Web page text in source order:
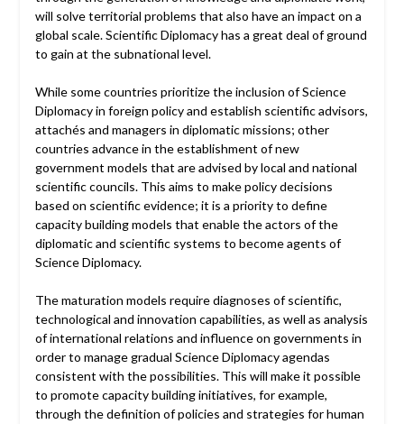
will solve territorial problems that also have an impact on a
global scale. Scientific Diplomacy has a great deal of ground
to gain at the subnational level.
While some countries prioritize the inclusion of Science
Diplomacy in foreign policy and establish scientific advisors,
attachés and managers in diplomatic missions; other
countries advance in the establishment of new
government models that are advised by local and national
scientific councils. This aims to make policy decisions
based on scientific evidence; it is a priority to define
capacity building models that enable the actors of the
diplomatic and scientific systems to become agents of
Science Diplomacy.
The maturation models require diagnoses of scientific,
technological and innovation capabilities, as well as analysis
of international relations and influence on governments in
order to manage gradual Science Diplomacy agendas
consistent with the possibilities. This will make it possible
to promote capacity building initiatives, for example,
through the definition of policies and strategies for human